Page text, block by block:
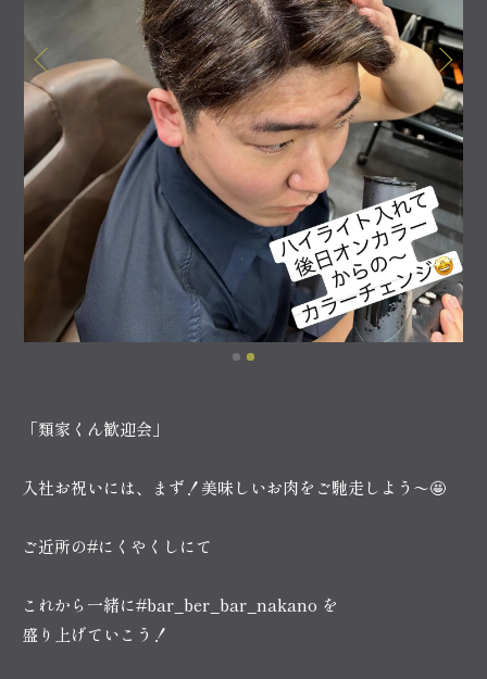
「類家くん歓迎会」
入社お祝いには、まず！美味しいお肉をご馳走しよう〜🤩
ご近所の#にくやくしにて
これから一緒に#bar_ber_bar_nakano を
盛り上げていこう！